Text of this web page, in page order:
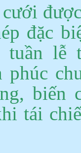
đặc
tuần
phúc
tái